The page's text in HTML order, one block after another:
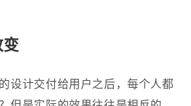
设计交付给用户之后，每个人都